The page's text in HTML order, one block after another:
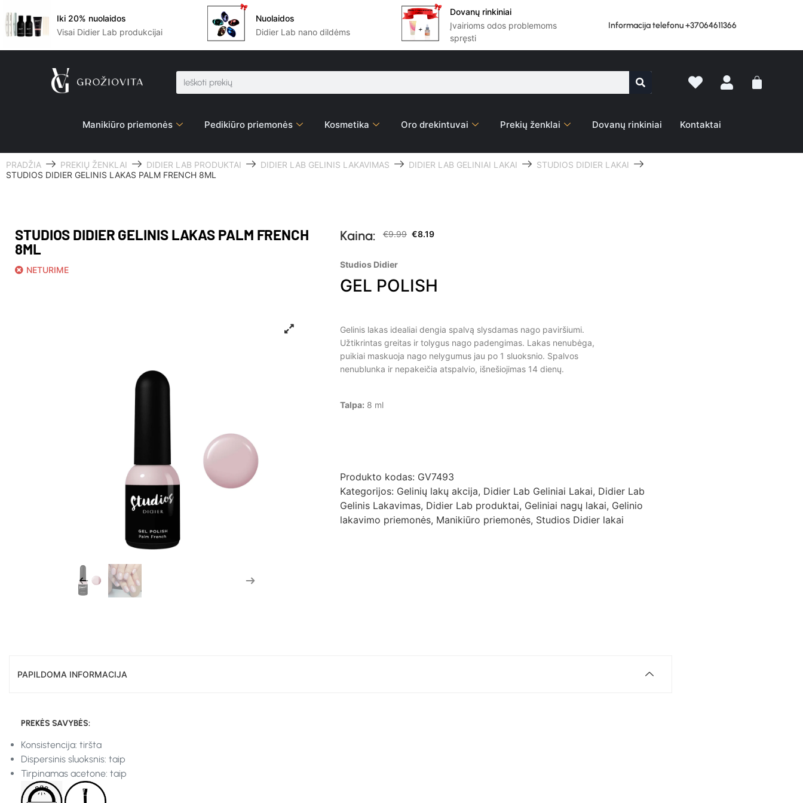
Iki 20% nuolaidos
Visai Didier Lab produkcijai
Nuolaidos
Didier Lab nano dildėms
Dovanų rinkiniai
Įvairioms odos problemoms
spręsti
Informacija telefonu +37064611366
Manikiūro priemonės Pedikiūro priemonės Kosmetika Oro drekintuvai Prekių ženklai Dovanų rinkiniai Kontaktai
PRADŽIA PREKIŲ ŽENKLAI DIDIER LAB PRODUKTAI DIDIER LAB GELINIS LAKAVIMAS DIDIER LAB GELINIAI LAKAI
STUDIOS DIDIER LAKAI
STUDIOS DIDIER GELINIS LAKAS PALM FRENCH 8ML
STUDIOS DIDIER GELINIS LAKAS PALM FRENCH
8ML
NETURIME
Kaina: €9.99 €8.19
Studios Didier
GEL POLISH
Gelinis lakas idealiai dengia spalvą slysdamas nago paviršiumi.
Užtikrintas greitas ir tolygus nago padengimas. Lakas nenubėga,
puikiai maskuoja nago nelygumus jau po 1 sluoksnio. Spalvos
nenublunka ir nepakeičia atspalvio, išnešiojimas 14 dienų.
Talpa: 8 ml
Produkto kodas: GV7493
Kategorijos: Gelinių lakų akcija, Didier Lab Geliniai Lakai, Didier Lab
Gelinis Lakavimas, Didier Lab produktai, Geliniai nagų lakai, Gelinio
lakavimo priemonės, Manikiūro priemonės, Studios Didier lakai
PAPILDOMA INFORMACIJA
PREKĖS SAVYBĖS:
Konsistencija: tiršta
Dispersinis sluoksnis: taip
Tirpinamas acetone: taip